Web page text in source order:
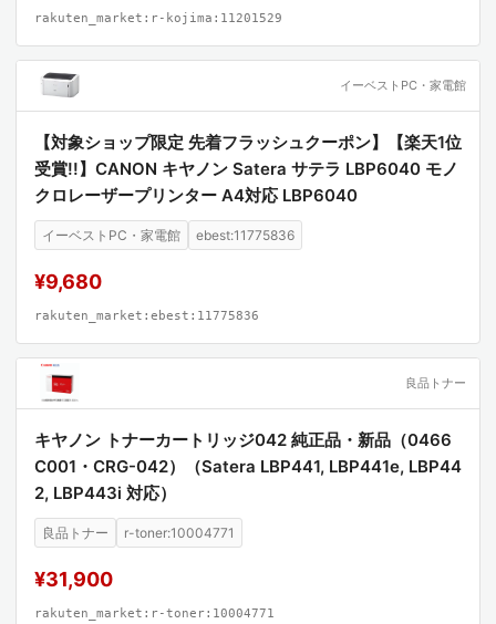
ation）は、漏洩対策（スピルコントロール）および
吸収資材の分野において、世界的な権威を持つ企業
です。同社は、環境保護と作業安全を両立させるた
めの高度な技術力を有しており、その製品開発は常
に「現場の課題解決」に直面しています。長年にわ
たる産業用資材の開発実績に基づき、単なる消耗品
の提供に留まらず、環境リスクを最小化するための
ソリューションを提供し続けている専門集団です。
従来の天然ラテックス製手袋や、安価なビニール製
手袋と比較して、本書が扱うニトリル製製品は、耐
薬品性と耐久性の両面において中立的な位置にあり
ます。ラテックスのような高い伸縮性には欠けるも
のの、アレルギーリスクの低減と、油分に対する圧
倒的な防御性能において、よりプロフェッショナル
で過酷な環境に適応した「上位互換の選択肢」とし
て位置づけられます。
本書（本製品の分析）は、単なる道具の紹介に留ま
らず、産業における「安全の標準化」を再定義する
価値を持っています。KN3360BKという具体的な仕
rakuten_market:r-kojima:11201529
イーベストPC・家電館
【対象ショップ限定 先着フラッシュクーポン】【楽天1位
受賞!!】CANON キヤノン Satera サテラ LBP6040 モノ
クロレーザープリンター A4対応 LBP6040
イーベストPC・家電館 ebest:11775836
¥9,680
rakuten_market:ebest:11775836
良品トナー
キヤノン トナーカートリッジ042 純正品・新品（0466
C001・CRG-042）（Satera LBP441, LBP441e, LBP44
2, LBP443i 対応）
良品トナー r-toner:10004771
¥31,900
rakuten_market:r-toner:10004771